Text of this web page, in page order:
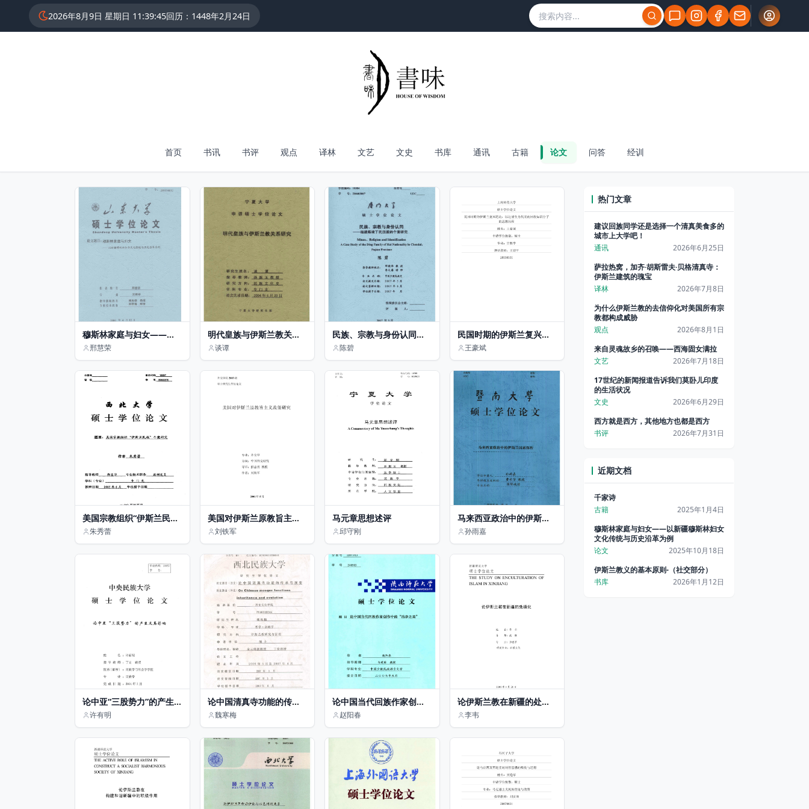
2026年8月9日 星期日 11:39:45回历：1448年2月24日
首页 书讯 书评 观点 译林 文艺 文史 书库 通讯 古籍 论文 问答 经训
穆斯林家庭与妇女——以
新疆穆斯林妇女文化传统
与历史沿革为例
邢慧荣
明代皇族与伊斯兰教关系
研究.pdf
谈谭
民族、宗教与身份认同
——福建陈埭丁氏回族的
个案研究
陈碧
民国时期的伊斯兰复兴运
动：以达浦生为代表的回
族知识分子的思想历程
王豪斌
美国宗教组织“伊斯兰民
族”个案研究
朱秀蕾
美国对伊斯兰原教旨主义
政策研究
刘铁军
马元章思想述评
邱守刚
马来西亚政治中的伊斯兰
因素探析
孙雨嘉
论中亚“三股势力”的产生
及其影响
许有明
论中国清真寺功能的传承
与演变
魏寒梅
论中国当代回族作家创作
中的“洁净之美”
赵阳春
论伊斯兰教在新疆的处境
化李韦
热门文章
建议回族同学还是选择一个清真美食多的
城市上大学吧！
通讯
2026年6月25日
萨拉热窝，加齐·胡斯雷夫·贝格清真寺：
伊斯兰建筑的瑰宝
译林
2026年7月8日
为什么伊斯兰教的去信仰化对美国所有宗
教都构成威胁
观点
2026年8月1日
来自灵魂故乡的召唤——西海固女满拉
文艺
2026年7月18日
17世纪的新闻报道告诉我们莫卧儿印度
的生活状况
文史
2026年6月29日
西方就是西方，其他地方也都是西方
书评
2026年7月31日
近期文档
千家诗
古籍
2025年1月4日
穆斯林家庭与妇女——以新疆穆斯林妇女
文化传统与历史沿革为例
论文
2025年10月18日
伊斯兰教义的基本原则-（社交部分）
书库
2026年1月12日